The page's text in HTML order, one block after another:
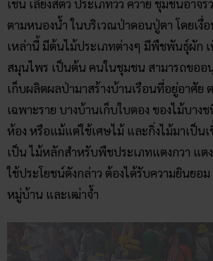
เก็บผลิตผลป่ามาสร้างบ้านเรือนที่อยู่อาศัย
เฉพาะราย บางบ้านเก็บใบตอง ของไม้บาง
ห้อง หรือแม้แต่ใช้เศษไม้ และกิ่งไม้มาเป็นเ
เป็น ไม้หลักสำหรับพืชประเภทแตงกวา แตง
ใช้ประโยชน์ดังกล่าว ต้องได้รับความยินยอม
หมู่บ้าน และเฒ่าจ้ำ